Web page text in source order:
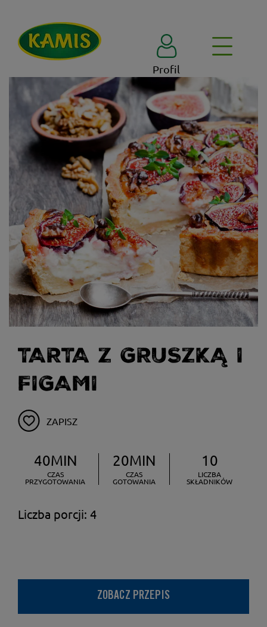
Profil
TARTA Z GRUSZKĄ I
FIGAMI
ZAPISZ
40MIN
CZAS
PRZYGOTOWANIA
20MIN
CZAS
GOTOWANIA
10
LICZBA
SKŁADNIKÓW
Liczba porcji: 4
ZOBACZ PRZEPIS